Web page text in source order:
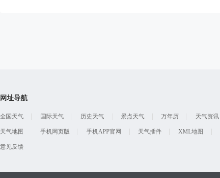
网址导航
全国天气 国际天气 历史天气 景点天气 万年历 天气资讯
天气地图 手机网页版 手机APP官网 天气插件 XML地图
意见反馈